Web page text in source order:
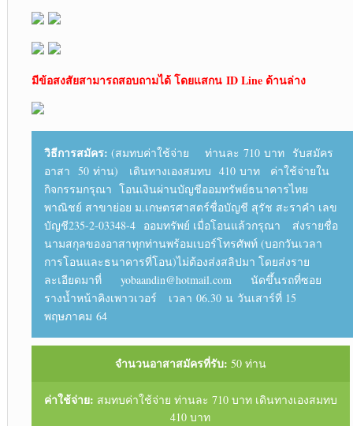
มีข้อสงสัยสามารถสอบถามได้ โดยแสกน ID Line ด้านล่าง
วิธีการสมัคร: (สมทบค่าใช้จ่าย ท่านละ 710 บาท รับสมัคร
อาสา 50 ท่าน) เดินทางเองสมทบ 410 บาท ค่าใช้จ่ายใน
กิจกรรมกรุณา โอนเงินผ่านบัญชีออมทรัพย์ธนาคารไทย
พาณิชย์ สาขาย่อย ม.เกษตรศาสตร์ชื่อบัญชี สุรัช สะราคำ เลข
บัญชี235-2-03348-4 ออมทรัพย์ เมื่อโอนแล้วกรุณา ส่งรายชื่อ
นามสกุลของอาสาทุกท่านพร้อมเบอร์โทรศัพท์ (บอกวันเวลา
การโอนและธนาคารที่โอน)ไม่ต้องส่งสลิปมา โดยส่งราย
ละเอียดมาที่ yobaandin@hotmail.com นัดขึ้นรถที่ซอย
รางน้ำหน้าคิงเพาวเวอร์ เวลา 06.30 น วันเสาร์ที่ 15
พฤษภาคม 64
จำนวนอาสาสมัครที่รับ: 50 ท่าน
ค่าใช้จ่าย: สมทบค่าใช้จ่าย ท่านละ 710 บาท เดินทางเองสมทบ
410 บาท